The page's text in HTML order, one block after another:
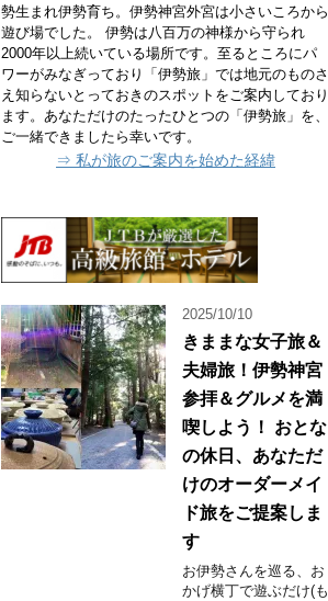
勢生まれ伊勢育ち。伊勢神宮外宮は小さいころから
遊び場でした。 伊勢は八百万の神様から守られ
2000年以上続いている場所です。至るところにパ
ワーがみなぎっており「伊勢旅」では地元のものさ
え知らないとっておきのスポットをご案内しており
ます。あなただけのたったひとつの「伊勢旅」を、
ご一緒できましたら幸いです。
⇒ 私が旅のご案内を始めた経緯
2025/10/10
きままな女子旅＆
夫婦旅！伊勢神宮
参拝＆グルメを満
喫しよう！ おとな
の休日、あなただ
けのオーダーメイ
ド旅をご提案しま
す
お伊勢さんを巡る、お
かげ横丁で遊ぶだけ(も